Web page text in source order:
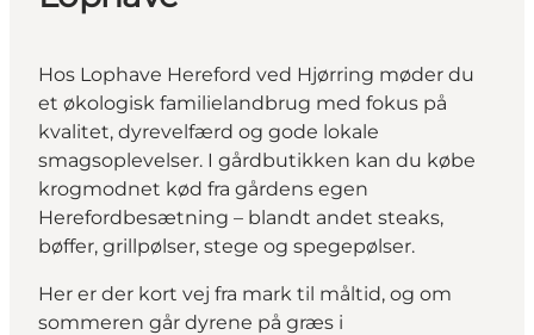
Hos Lophave Hereford ved Hjørring møder du
et økologisk familielandbrug med fokus på
kvalitet, dyrevelfærd og gode lokale
smagsoplevelser. I gårdbutikken kan du købe
krogmodnet kød fra gårdens egen
Herefordbesætning – blandt andet steaks,
bøffer, grillpølser, stege og spegepølser.
Her er der kort vej fra mark til måltid, og om
sommeren går dyrene på græs i